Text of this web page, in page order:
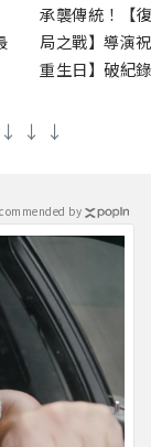
承襲傳統！【
局之戰】導演
重生日】破紀
↓ ↓ ↓
by